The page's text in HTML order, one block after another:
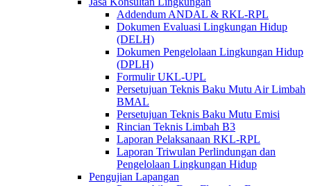
Addendum ANDAL & RKL-RPL
Dokumen Evaluasi Lingkungan Hidup
(DELH)
Dokumen Pengelolaan Lingkungan Hidup
(DPLH)
Formulir UKL-UPL
Persetujuan Teknis Baku Mutu Air Limbah
BMAL
Persetujuan Teknis Baku Mutu Emisi
Rincian Teknis Limbah B3
Laporan Pelaksanaan RKL-RPL
Laporan Triwulan Perlindungan dan
Pengelolaan Lingkungan Hidup
Pengujian Lapangan